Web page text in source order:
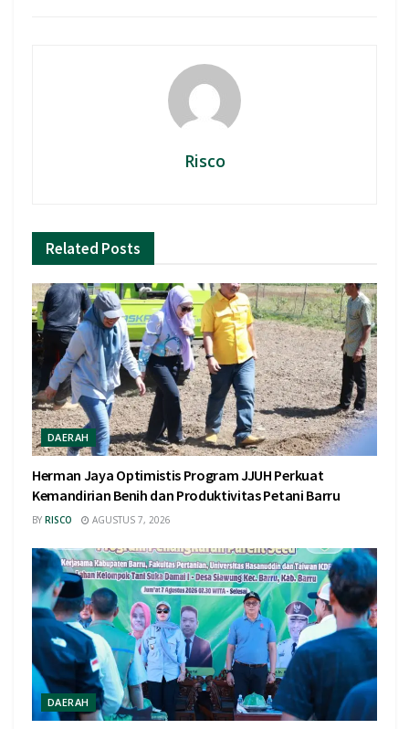
Risco
Related Posts
DAERAH
Herman Jaya Optimistis Program JJUH Perkuat
Kemandirian Benih dan Produktivitas Petani Barru
BY RISCO AGUSTUS 7, 2026
DAERAH